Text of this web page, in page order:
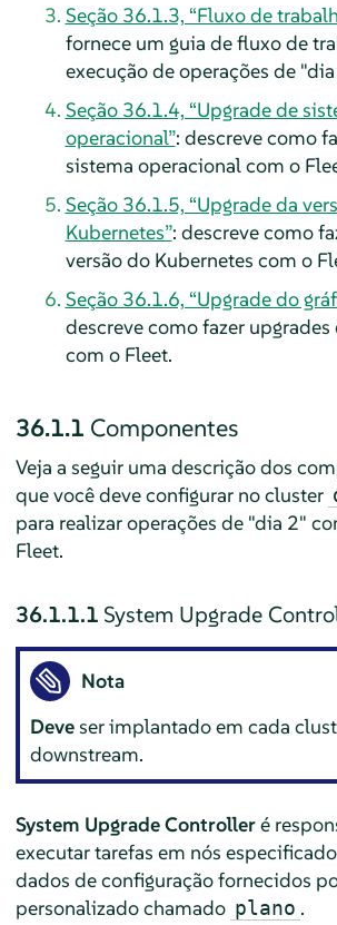
Seção 36.1.3, “Fluxo de
fornece um guia de fluxo de
execução de operações de
Seção 36.1.4, “Upgrade de
operacional”: descreve como
sistema operacional com o
Seção 36.1.5, “Upgrade da
Kubernetes”: descreve como
versão do Kubernetes com o
Seção 36.1.6, “Upgrade do
descreve como fazer
com o Fleet.
36.1.1 Componentes
Veja a seguir uma descrição dos
que você deve configurar no cluster
para realizar operações de "dia 2"
Fleet.
36.1.1.1 System Upgrade
Nota
Deve ser implantado em cada
downstream.
System Upgrade Controlleré
executar tarefas em nós
dados de configuração fornecidos
personalizado chamado plano .